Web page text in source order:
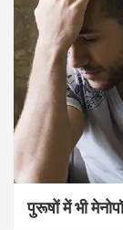
पुरूषों में भी